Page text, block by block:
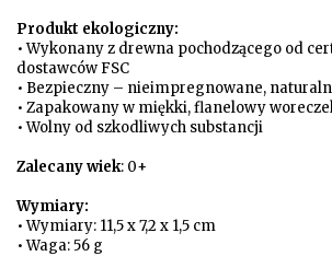
Produkt ekologiczny:
• Wykonany z drewna pochodzącego od
dostawców FSC
• Bezpieczny – nieimpregnowane,
• Zapakowany w miękki, flanelowy
• Wolny od szkodliwych substancji
Zalecany wiek: 0+
Wymiary:
• Wymiary: 11,5 x 7,2 x 1,5 cm
• Waga: 56 g